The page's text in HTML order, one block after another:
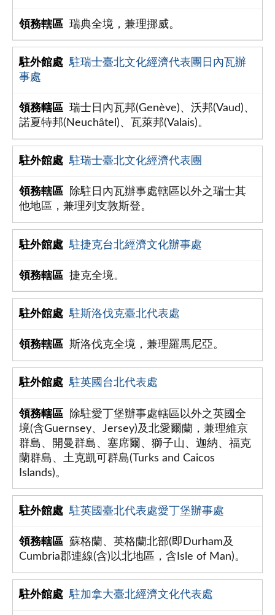
瑞典全境，兼理挪威。
駐瑞士臺北文化經濟代表團日內瓦辦
事處
瑞士日內瓦邦(Genève)、沃邦(Vaud)、
諾夏特邦(Neuchâtel)、瓦萊邦(Valais)。
駐瑞士臺北文化經濟代表團
除駐日內瓦辦事處轄區以外之瑞士其
他地區，兼理列支敦斯登。
駐捷克台北經濟文化辦事處
捷克全境。
駐斯洛伐克臺北代表處
斯洛伐克全境，兼理羅馬尼亞。
駐英國台北代表處
除駐愛丁堡辦事處轄區以外之英國全
境(含Guernsey、Jersey)及北愛爾蘭，兼理維京
群島、開曼群島、塞席爾、獅子山、迦納、福克
蘭群島、土克凱可群島(Turks and Caicos
Islands)。
駐英國臺北代表處愛丁堡辦事處
蘇格蘭、英格蘭北部(即Durham及
Cumbria郡連線(含)以北地區，含Isle of Man)。
駐加拿大臺北經濟文化代表處